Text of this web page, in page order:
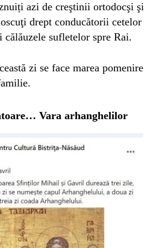
azi de creştinii ortodocşi şi
drept conducătorii cetelor
sufletelor spre Rai.
zi se face marea pomenire
Vara arhanghelilor